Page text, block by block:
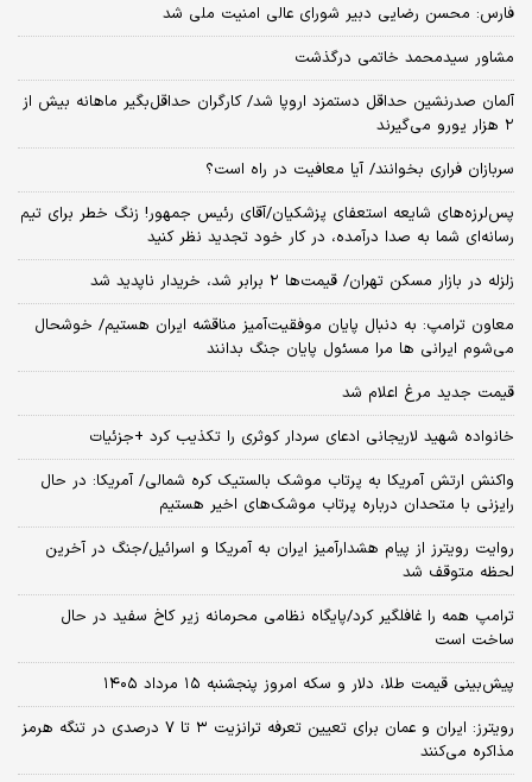
فارس: محسن رضایی دبیر شورای عالی امنیت ملی شد
مشاور سیدمحمد خاتمی درگذشت
آلمان صدرنشین حداقل دستمزد اروپا شد/ کارگران حداقل‌بگیر ماهانه بیش از
۲ هزار یورو می‌گیرند
سربازان فراری بخوانند/ آیا معافیت در راه است؟
پس‌لرزه‌های شایعه استعفای پزشکیان/آقای رئیس جمهور! زنگ خطر برای تیم
رسانه‌ای شما به صدا درآمده، در کار خود تجدید نظر کنید
زلزله در بازار مسکن تهران/ قیمت‌ها ۲ برابر شد، خریدار ناپدید شد
معاون ترامپ: به دنبال پایان موفقیت‌آمیز مناقشه ایران هستیم/ خوشحال
می‌شوم ایرانی ها مرا مسئول پایان جنگ بدانند
قیمت جدید مرغ اعلام شد
خانواده شهید لاریجانی ادعای سردار کوثری را تکذیب کرد +جزئیات
واکنش ارتش آمریکا به پرتاب موشک بالستیک کره شمالی/ آمریکا: در حال
رایزنی با متحدان درباره پرتاب موشک‌های اخیر هستیم
روایت رویترز از پیام هشدارآمیز ایران به آمریکا و اسرائیل/جنگ در آخرین
لحظه متوقف شد
ترامپ همه را غافلگیر کرد/پایگاه نظامی محرمانه زیر کاخ سفید در حال
ساخت است
پیش‌بینی قیمت طلا، دلار و سکه امروز پنجشنبه ۱۵ مرداد ۱۴۰۵
رویترز: ایران و عمان برای تعیین تعرفه ترانزیت ۳ تا ۷ درصدی در تنگه هرمز
مذاکره می‌کنند